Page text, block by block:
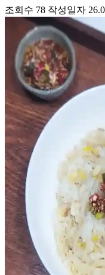
조회수 78 작성일자